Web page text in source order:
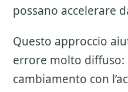
possano accelerare
Questo approccio
errore molto diffuso:
cambiamento con